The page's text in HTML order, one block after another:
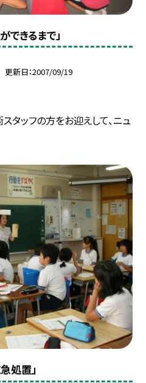
きるまで」
更新日 2007/09/19
タッフの方をお迎えして、ニュ
処置」